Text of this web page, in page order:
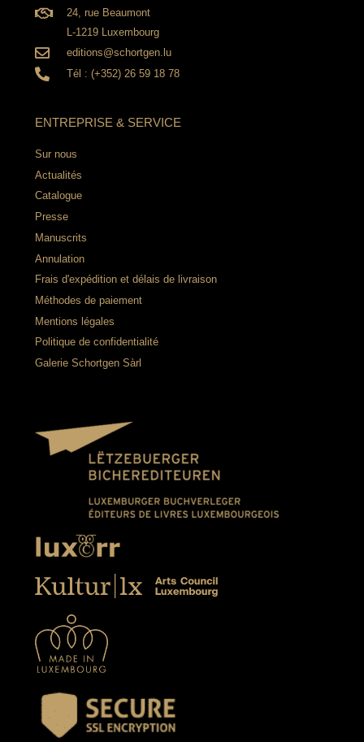
24, rue Beaumont
L-1219 Luxembourg
editions@schortgen.lu
Tél : (+352) 26 59 18 78
ENTREPRISE & SERVICE
Sur nous
Actualités
Catalogue
Presse
Manuscrits
Annulation
Frais d'expédition et délais de livraison
Méthodes de paiement
Mentions légales
Politique de confidentialité
Galerie Schortgen Sàrl